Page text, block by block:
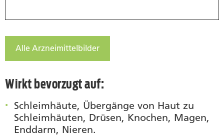
Alle Arzneimittelbilder
Wirkt bevorzugt auf:
Schleimhäute, Übergänge von Haut zu
Schleimhäuten, Drüsen, Knochen, Magen,
Enddarm, Nieren.